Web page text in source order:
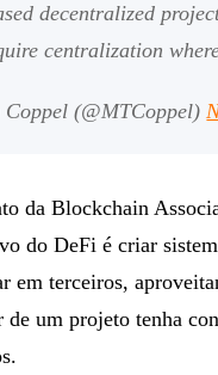
decentralized
centralization
(@MTCoppel)
da Blockchain
do DeFi é criar
em terceiros,
um projeto tenha